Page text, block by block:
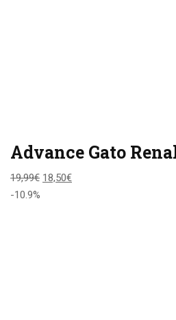
Advance Gato
19,99€ 18,50€
-10.9%